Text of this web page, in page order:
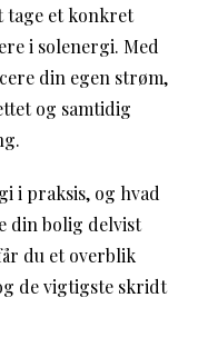
tage et konkret
i solenergi. Med
din egen strøm,
og samtidig
i praksis, og hvad
din bolig delvist
du et overblik
de vigtigste skridt